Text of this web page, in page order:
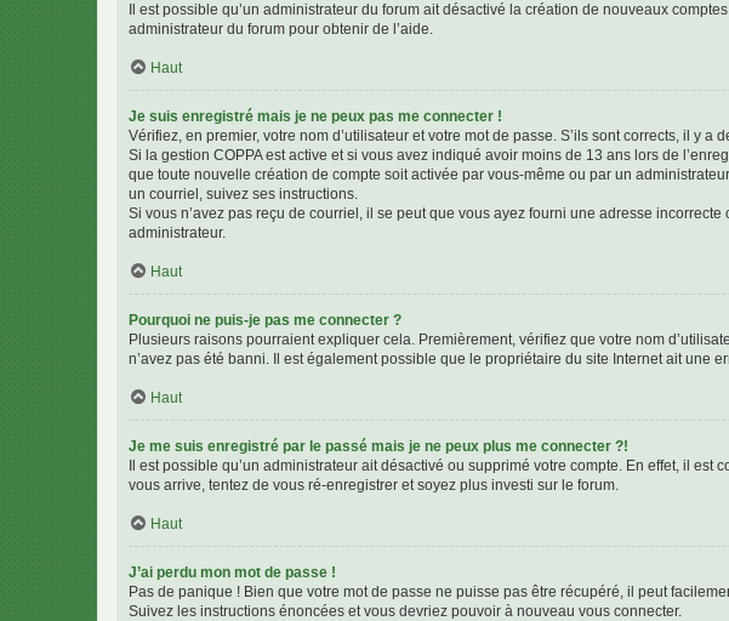
Il est possible qu’un administrateur du forum ait désactivé la création de nouveaux
administrateur du forum pour obtenir de l’aide.
Haut
Je suis enregistré mais je ne peux pas me connecter !
Vérifiez, en premier, votre nom d’utilisateur et votre mot de passe. S’ils sont corrects, il y a
Si la gestion COPPA est active et si vous avez indiqué avoir moins de 13 ans lors de
que toute nouvelle création de compte soit activée par vous-même ou par un
un courriel, suivez ses instructions.
Si vous n’avez pas reçu de courriel, il se peut que vous ayez fourni une adresse
administrateur.
Haut
Pourquoi ne puis-je pas me connecter ?
Plusieurs raisons pourraient expliquer cela. Premièrement, vérifiez que votre nom
n’avez pas été banni. Il est également possible que le propriétaire du site Internet ait une
Haut
Je me suis enregistré par le passé mais je ne peux plus me connecter ?!
Il est possible qu’un administrateur ait désactivé ou supprimé votre compte. En effet, il
vous arrive, tentez de vous ré-enregistrer et soyez plus investi sur le forum.
Haut
J’ai perdu mon mot de passe !
Pas de panique ! Bien que votre mot de passe ne puisse pas être récupéré, il peut
Suivez les instructions énoncées et vous devriez pouvoir à nouveau vous connecter.